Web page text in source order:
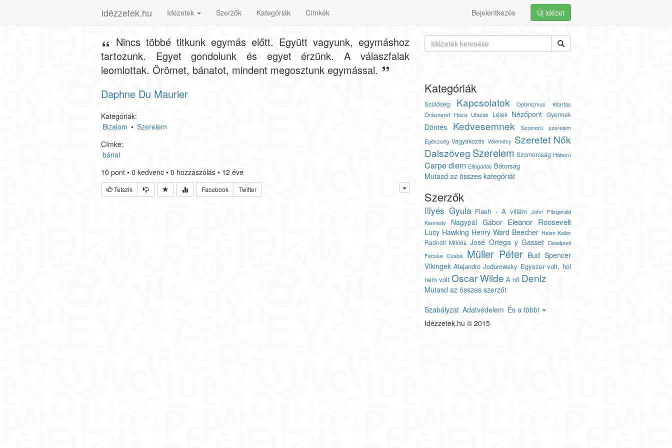
Idézzetek.hu Idézetek Szerzők Kategóriák Címkék Új idézet
Bejelentkezés
Nincs többé titkunk egymás előtt. Együtt vagyunk, egymáshoz
tartozunk. Egyet gondolunk és egyet érzünk. A válaszfalak
leomlottak. Örömet, bánatot, mindent megosztunk egymással.
Daphne Du Maurier
Kategóriák:
Bizalom • Szerelem
Címke:
bánat
10 pont • 0 kedvenc • 0 hozzászólás • 12 éve
Tetszik Facebook Twitter
Kategóriák
Szülőség Kapcsolatok Optimizmus
Kitartás
Önismeret Haza Utazás Lélek Nézőpont Gyermek
Döntés Kedvesemnek
Szomorú szerelem
Egészség Vágyakozás Vélemény Szeretet Nők
Dalszöveg Szerelem Szomorúság Háború
Carpe diem Elfogadás Bátorság
Mutasd az összes kategóriát
Szerzők
Illyés Gyula Flash - A villám John Fitzgerald
Kennedy
Nagypál Gábor Eleanor Roosevelt
Lucy Hawking Henry Ward Beecher Helen Keller
Radnóti Miklós José Ortega y Gasset Deadpool
Fecske Csaba
Müller Péter Bud Spencer
Vikingek Alejandro Jodorowsky Egyszer volt, hol
nem volt Oscar Wilde A nő Deniz
Mutasd az összes szerzőt
Szabályzat Adatvédelem És a többi
Idézzetek.hu © 2015